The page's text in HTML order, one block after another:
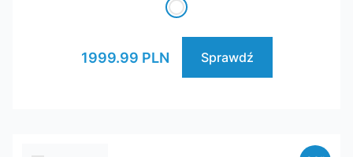
1999.99 PLN Sprawdź